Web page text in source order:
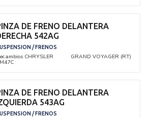
DE FRENO DELANTERA
542AG
/ FRENOS
CHRYSLER GRAND VOYAGER (RT)
DE FRENO DELANTERA
543AG
/ FRENOS